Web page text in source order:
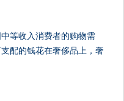
等收入消费者的购物需
配的钱花在奢侈品上，奢